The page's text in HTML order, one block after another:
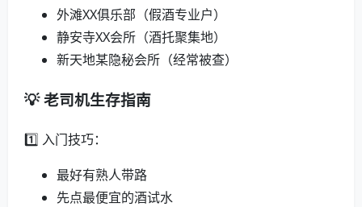
外滩XX俱乐部（假酒专业户）
静安寺XX会所（酒托聚集地）
新天地某隐秘会所（经常被查）
💡 老司机生存指南
1️⃣ 入门技巧：
最好有熟人带路
先点最便宜的酒试水